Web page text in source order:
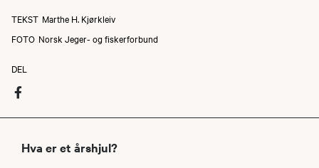
TEKST Marthe H. Kjørkleiv
FOTO Norsk Jeger- og fiskerforbund
DEL
Hva er et årshjul?